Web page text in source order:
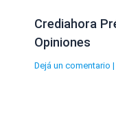
Crediahora
Opiniones
Dejá un comentario |